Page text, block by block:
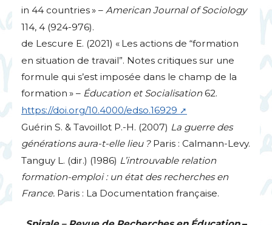
in 44 countries» – American Journal of Sociology
114, 4 (924-976).
de Lescure E. (2021) « Les actions de “formation
en situation de travail”. Notes critiques sur une
formule qui s’est imposée dans le champ de la
formation » – Éducation et Socialisation62.
https://doi.org/10.4000/edso.16929
Guérin S. & Tavoillot P.-H. (2007) La guerre des
générations aura-t-elle lieu ?Paris : Calmann-Levy.
Tanguy L. (dir.) (1986) L’introuvable relation
formation-emploi : un état des recherches en
France. Paris : La Documentation française.